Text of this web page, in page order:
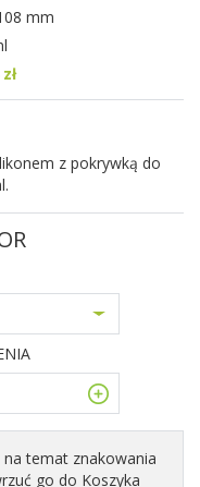
mm
z pokrywką do
na temat znakowania
go do Koszyka